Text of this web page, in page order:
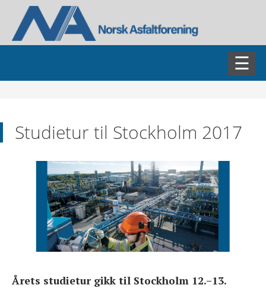
ASFALTDAGEN
FAGSEMINARER
NADIM
NAMET
Studietur til Stockholm 2017
Årets studietur gikk til Stockholm 12.–13.